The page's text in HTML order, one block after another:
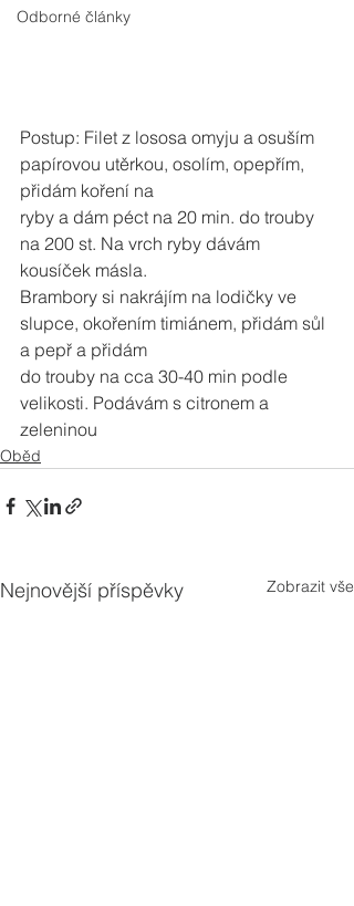
Odborné články
Postup: Filet z lososa omyju a osuším
papírovou utěrkou, osolím, opepřím,
přidám koření na
ryby a dám péct na 20 min. do trouby
na 200 st. Na vrch ryby dávám
kousíček másla.
Brambory si nakrájím na lodičky ve
slupce, okořením timiánem, přidám sůl
a pepř a přidám
do trouby na cca 30-40 min podle
velikosti. Podávám s citronem a
zeleninou
Oběd
Nejnovější příspěvky Zobrazit vše